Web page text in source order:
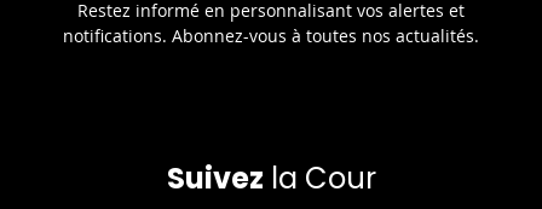
Restez informé en personnalisant vos alertes et
notifications. Abonnez-vous à toutes nos actualités.
Suivez la Cour